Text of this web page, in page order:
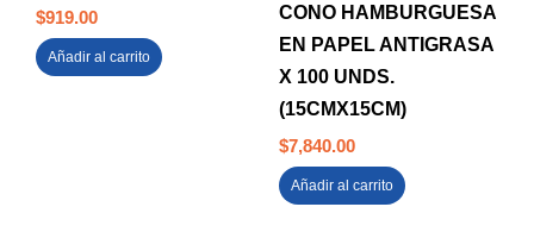
$919.00
Añadir al carrito
CONO HAMBURGUESA
EN PAPEL ANTIGRASA
X 100 UNDS.
(15CMX15CM)
$7,840.00
Añadir al carrito